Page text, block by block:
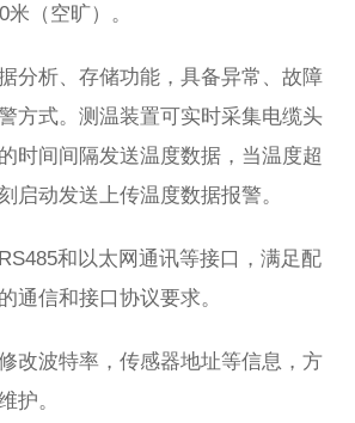
（空旷）。
分析、存储功能，具备异常、故障
方式。测温装置可实时采集电缆头
时间间隔发送温度数据，当温度超
启动发送上传温度数据报警。
和以太网通讯等接口，满足配
通信和接口协议要求。
改波特率，传感器地址等信息，方
护。